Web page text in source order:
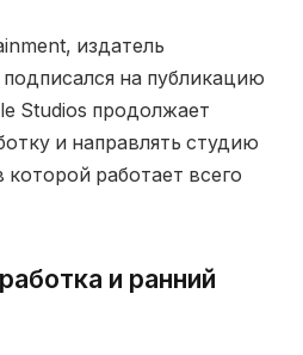
издатель
на публикацию
Studios продолжает
и направлять студию
работает всего
и ранний